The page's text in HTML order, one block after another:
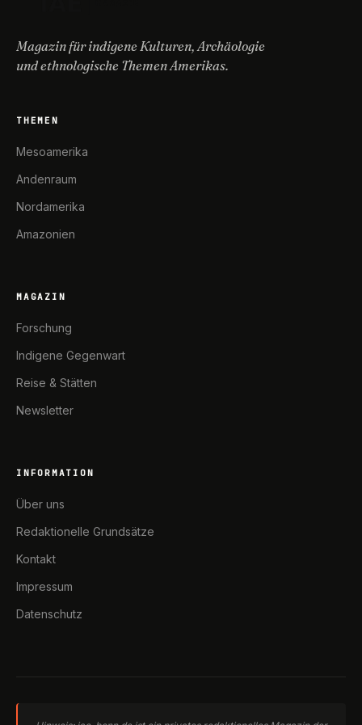
Magazin für indigene Kulturen, Archäologie
und ethnologische Themen Amerikas.
THEMEN
Mesoamerika
Andenraum
Nordamerika
Amazonien
MAGAZIN
Forschung
Indigene Gegenwart
Reise & Stätten
Newsletter
INFORMATION
Über uns
Redaktionelle Grundsätze
Kontakt
Impressum
Datenschutz